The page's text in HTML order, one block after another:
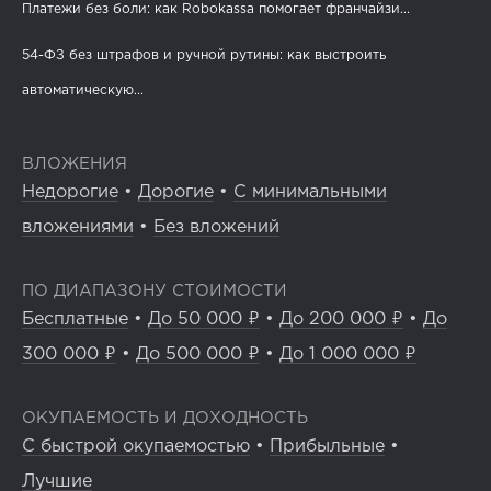
Платежи без боли: как Robokassa помогает франчайзи...
54-ФЗ без штрафов и ручной рутины: как выстроить
автоматическую...
ВЛОЖЕНИЯ
Недорогие • Дорогие • С минимальными
вложениями • Без вложений
ПО ДИАПАЗОНУ СТОИМОСТИ
Бесплатные • До 50 000 ₽ • До 200 000 ₽ • До
300 000 ₽ • До 500 000 ₽ • До 1 000 000 ₽
ОКУПАЕМОСТЬ И ДОХОДНОСТЬ
С быстрой окупаемостью • Прибыльные •
Лучшие